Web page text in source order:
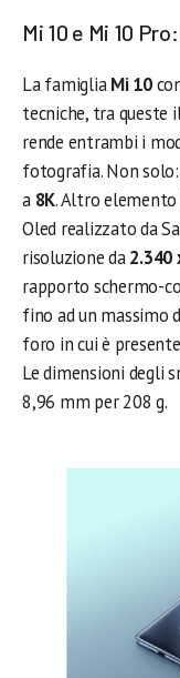
Mi 10 e Mi 10
La famigliaMi 10
tecniche, tra queste
rende entrambi i
fotografia. Non
a 8K. Altro elemento
Oled realizzato da
risoluzione da2.340
rapporto schermo-
fino ad un massimo
foro in cui è
Le dimensioni degli
8,96 mm per 208 g.